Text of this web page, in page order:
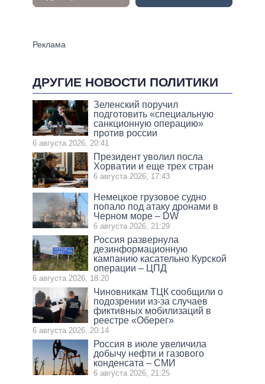
ДРУГИЕ НОВОСТИ ПОЛИТИКИ
Зеленский поручил
подготовить «специальную
санкционную операцию»
против россии
6 августа 2026, 20:41
Президент уволил посла
Хорватии и еще трех стран
6 августа 2026, 17:43
Немецкое грузовое судно
попало под атаку дронами в
Черном море – DW
6 августа 2026, 21:29
Россия развернула
дезинформационную
кампанию касательно Курской
операции – ЦПД
6 августа 2026, 18:20
Чиновникам ТЦК сообщили о
подозрении из-за случаев
фиктивных мобилизаций в
реестре «Оберег»
6 августа 2026, 20:14
Россия в июле увеличила
добычу нефти и газового
конденсата – СМИ
6 августа 2026, 21:25